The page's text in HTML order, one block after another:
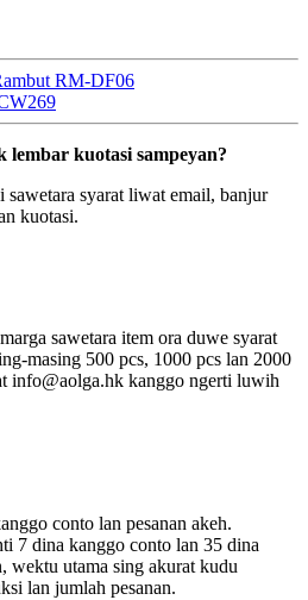
RM-DF06
kuotasi sampeyan?
sawetara syarat liwat email, banjur
kuotasi.
sawetara item ora duwe syarat
masing 500 pcs, 1000 pcs lan 2000
info@aolga.hk kanggo ngerti luwih
conto lan pesanan akeh.
7 dina kanggo conto lan 35 dina
wektu utama sing akurat kudu
lan jumlah pesanan.